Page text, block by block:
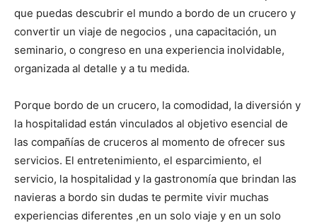
que puedas descubrir el mundo a bordo de un crucero y
convertir un viaje de negocios , una capacitación, un
seminario, o congreso en una experiencia inolvidable,
organizada al detalle y a tu medida.
Porque bordo de un crucero, la comodidad, la diversión y
la hospitalidad están vinculados al objetivo esencial de
las compañías de cruceros al momento de ofrecer sus
servicios. El entretenimiento, el esparcimiento, el
servicio, la hospitalidad y la gastronomía que brindan las
navieras a bordo sin dudas te permite vivir muchas
experiencias diferentes ,en un solo viaje y en un solo